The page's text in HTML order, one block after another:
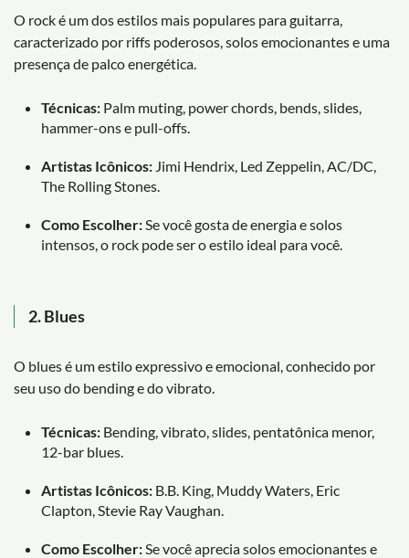
O rock é um dos estilos mais populares para guitarra,
caracterizado por riffs poderosos, solos emocionantes e uma
presença de palco energética.
Técnicas: Palm muting, power chords, bends, slides,
hammer-ons e pull-offs.
Artistas Icônicos: Jimi Hendrix, Led Zeppelin, AC/DC,
The Rolling Stones.
Como Escolher: Se você gosta de energia e solos
intensos, o rock pode ser o estilo ideal para você.
2.Blues
O blues é um estilo expressivo e emocional, conhecido por
seu uso do bending e do vibrato.
Técnicas: Bending, vibrato, slides, pentatônica menor,
12-bar blues.
Artistas Icônicos: B.B. King, Muddy Waters, Eric
Clapton, Stevie Ray Vaughan.
Como Escolher: Se você aprecia solos emocionantes e